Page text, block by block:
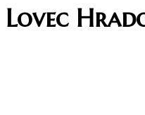
Lovec